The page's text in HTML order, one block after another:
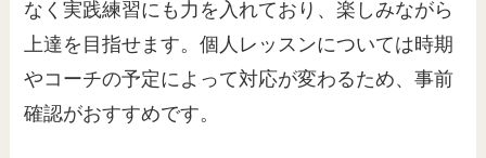
なく実践練習にも力を入れており、楽しみながら
上達を目指せます。個人レッスンについては時期
やコーチの予定によって対応が変わるため、事前
確認がおすすめです。